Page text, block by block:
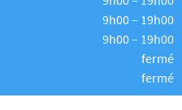
9h00 – 19h00
9h00 – 19h00
fermé
fermé